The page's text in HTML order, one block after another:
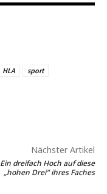
HLA sport
Nächster Artikel
Ein dreifach Hoch auf diese
„hohen Drei“ ihres Faches